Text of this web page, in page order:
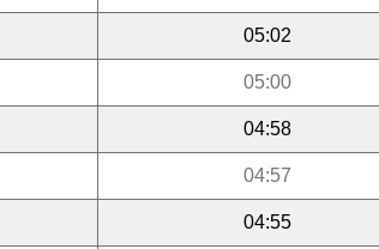
05:02
05:00
04:58
04:57
04:55